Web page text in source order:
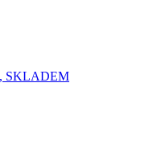
SKLADEM